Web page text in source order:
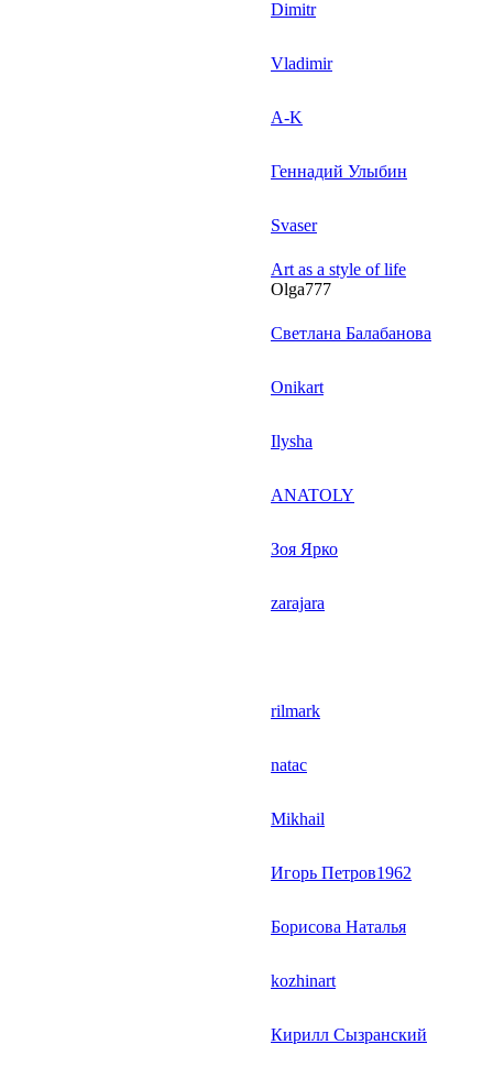
Dimitr
Vladimir
A-K
Геннадий Улыбин
Svaser
Art as a style of life
Olga777
Светлана Балабанова
Onikart
Ilysha
ANATOLY
Зоя Ярко
zarajara
rilmark
natac
Mikhail
Игорь Петров1962
Борисова Наталья
kozhinart
Кирилл Сызранский